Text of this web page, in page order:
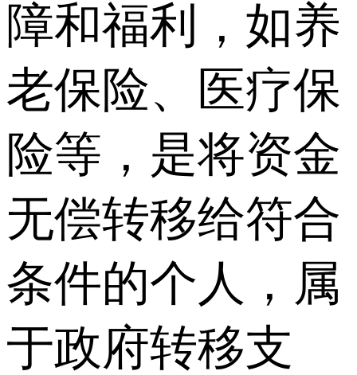
障和福利，如养
老保险、医疗保
险等，是将资金
无偿转移给符合
条件的个人，属
于政府转移支